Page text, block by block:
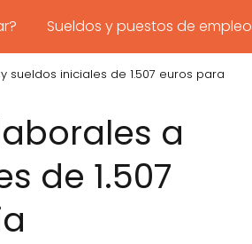
Sueldos y puestos de empleo
iniciales de 1.507 euros para
a
de 1.507